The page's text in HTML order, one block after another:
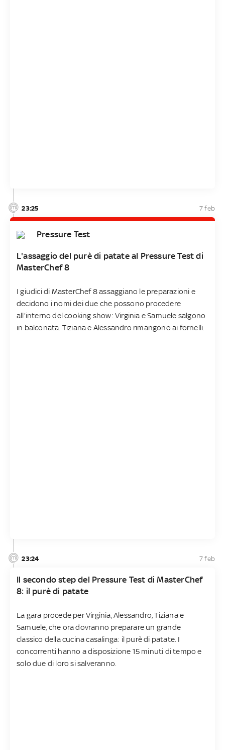
23:25 7 feb
Pressure Test
L'assaggio del purè di patate al Pressure Test di
MasterChef 8
I giudici di MasterChef 8 assaggiano le preparazioni e
decidono i nomi dei due che possono procedere
all'interno del cooking show: Virginia e Samuele salgono
in balconata. Tiziana e Alessandro rimangono ai fornelli.
23:24 7 feb
Il secondo step del Pressure Test di MasterChef
8: il purè di patate
La gara procede per Virginia, Alessandro, Tiziana e
Samuele, che ora dovranno preparare un grande
classico della cucina casalinga: il purè di patate. I
concorrenti hanno a disposizione 15 minuti di tempo e
solo due di loro si salveranno.